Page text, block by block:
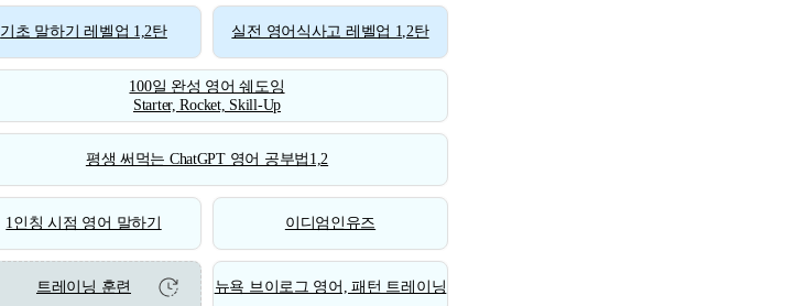
기초 말하기 레벨업 1,2탄 실전 영어식사고 레벨업 1,2탄
100일 완성 영어 쉐도잉
Starter, Rocket, Skill-Up
평생 써먹는 ChatGPT 영어 공부법1,2
1인칭 시점 영어 말하기 이디엄인유즈
트레이닝 훈련 뉴욕 브이로그 영어, 패턴 트레이닝